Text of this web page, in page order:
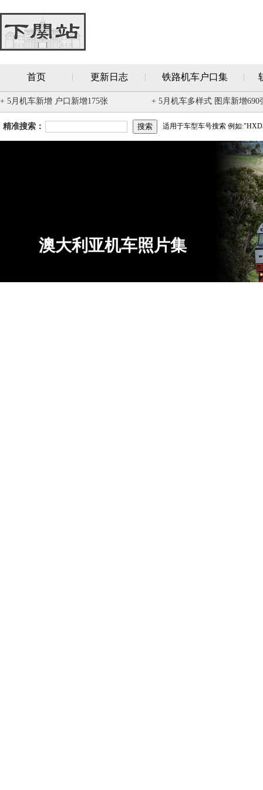
首页 更新日志 铁路机车户口集
+ 5月机车新增 户口新增175张 + 5月机车多样式 图库新增690
精准搜索： 适用于车型车号搜索 例如
澳大利亚机车照片集